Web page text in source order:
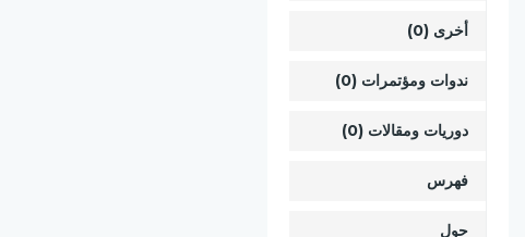
أخرى (0)
ندوات ومؤتمرات (0)
دوريات ومقالات (0)
فهرس
حول